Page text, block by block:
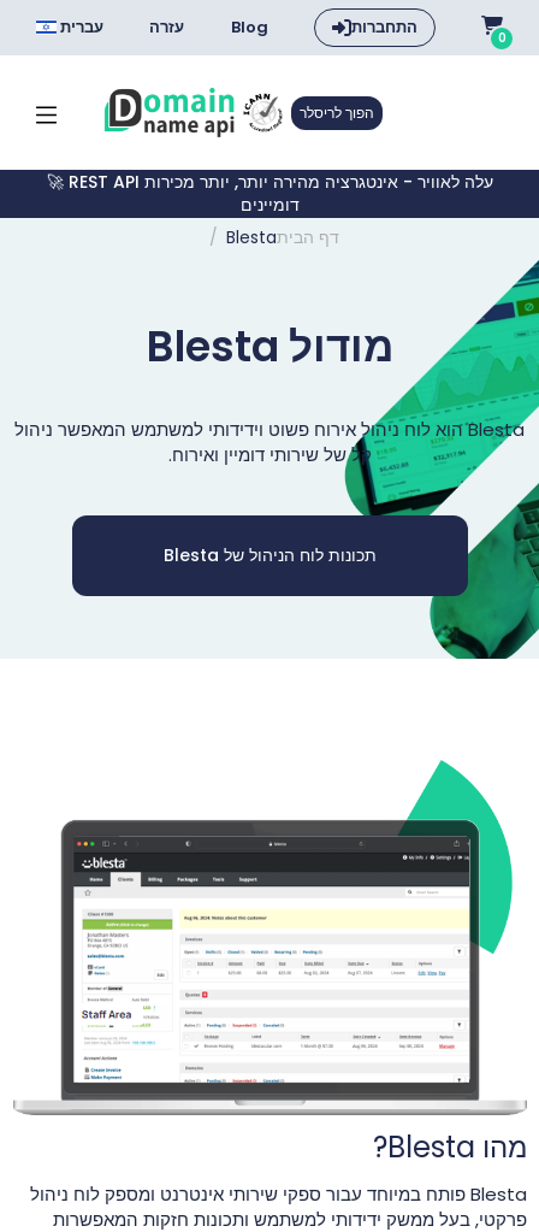
עברית עזרה Blog התחברות 0
הפוך לריסלר
🚀 REST API עלה לאוויר - אינטגרציה מהירה יותר, יותר מכירות
דומיינים
דף הביתBlesta
מודול Blesta
Blesta הוא לוח ניהול אירוח פשוט וידידותי למשתמש המאפשר ניהול
קל של שירותי דומיין ואירוח.
תכונות לוח הניהול של Blesta
מהו Blesta?
Blesta פותח במיוחד עבור ספקי שירותי אינטרנט ומספק לוח ניהול
פרקטי, בעל ממשק ידידותי למשתמש ותכונות חזקות המאפשרות